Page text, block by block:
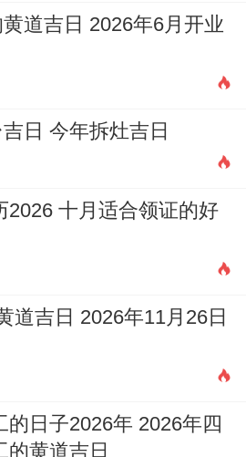
道吉日 2026年6月开业
日 今年拆灶吉日
2026 十月适合领证的好
道吉日 2026年11月26日
的日子2026年 2026年四
的黄道吉日